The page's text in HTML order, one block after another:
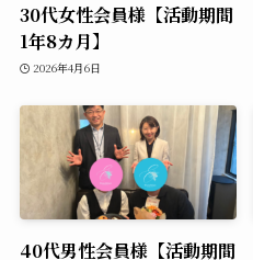
30代女性会員様【活動期間
1年8カ月】
2026年4月6日
40代男性会員様【活動期間